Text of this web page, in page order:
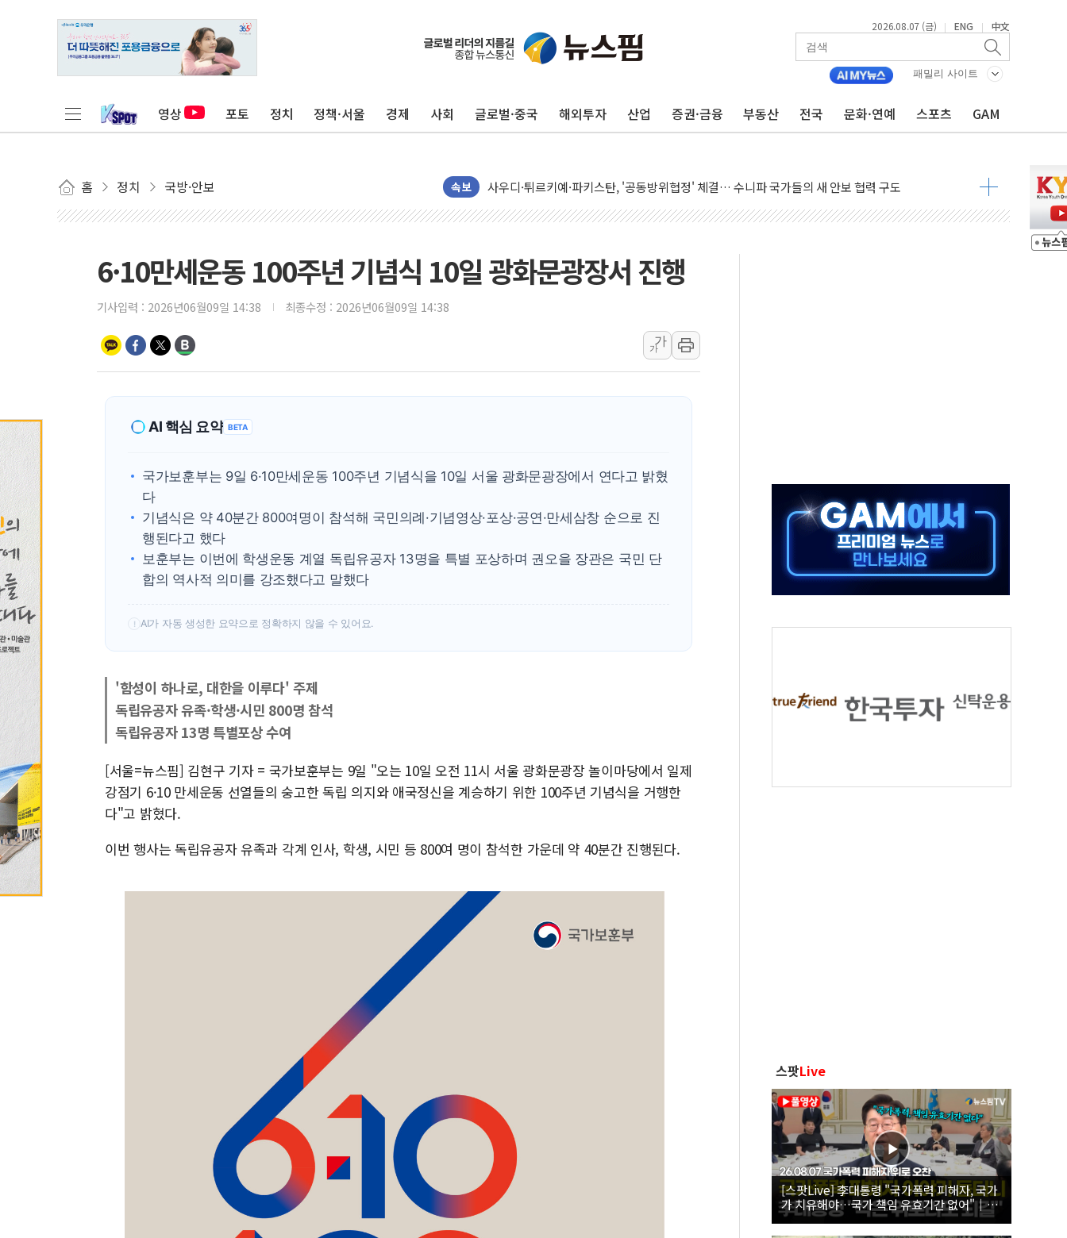
2026.08.07 (금) | ENG | 中文
패밀리 사이트
영상 포토 정치 정책·서울 경제 사회 글로벌·중국 해외투자 산업 증권·금융 부동산 전국 문화·연예 스포츠 GAM
홈 정치 국방·안보 속보
이란와이어 "이란 최고지도자 위독…곧 사망해도 놀랍지 않아"
남동발전, 해남군에 국내 최대 규모 400MW 태양광 착공…여의도 1.6배 규모
황희 '폐버스 청년주택' SNS 글 역풍에 "정부정책 아냐" 해명
폭염 누그러지고 가뭄 숙지나...경북동해안권 8~9일 최대 100mm 호우
신길동 신축도 3.3㎡당 7250만원…써밋 클라비온 59㎡ 18억원대
용산공원·그린벨트로 또 충돌…반복되는 국토부-서울시 '정책 엇박자'
[코인시황] 비트코인 6만4000달러대 횡보…고래·ETF 매수에도 고유가·금리·입법 지연 '삼중 부담'
[베트남 증시] 유동성 부진 지속, 강보합 마감...석유·가스주 올랐지만 빈그룹이 상쇄
후티 반군, 예멘 정부군과 사우디 동시 공격… 위기 고조되는 또 다른 중동 화약고
42.5도 역대급 폭염…동물들도 특별식으로 여름나기 [뉴스핌 줌인]
경찰, 9월부터 '가족 사건' 못 맡는다…상피제 실시
포스코홀딩스, 포스코인터·DX 지분 일부 매각
"文정부 악몽 재현 안돼"...李 부동산 세제안에 與 내부서 '총선·대선 직격탄' 우려
6·10만세운동 100주년 기념식 10일 광화문광장서 진행
기사입력 : 2026년06월09일 14:38 최종수정 : 2026년06월09일 14:38
가
가
AI 핵심 요약 BETA
국가보훈부는 9일 6·10만세운동 100주년 기념식을 10일 서울 광화문광장에서 연다고 밝혔
다
기념식은 약 40분간 800여명이 참석해 국민의례·기념영상·포상·공연·만세삼창 순으로 진
행된다고 했다
보훈부는 이번에 학생운동 계열 독립유공자 13명을 특별 포상하며 권오을 장관은 국민 단
합의 역사적 의미를 강조했다고 말했다
! AI가 자동 생성한 요약으로 정확하지 않을 수 있어요.
'함성이 하나로, 대한을 이루다' 주제
독립유공자 유족·학생·시민 800명 참석
독립유공자 13명 특별포상 수여
[서울=뉴스핌] 김현구 기자 = 국가보훈부는 9일 "오는 10일 오전 11시 서울 광화문광장 놀이마당에서 일제
강점기 6·10 만세운동 선열들의 숭고한 독립 의지와 애국정신을 계승하기 위한 100주년 기념식을 거행한
다"고 밝혔다.
이번 행사는 독립유공자 유족과 각계 인사, 학생, 시민 등 800여 명이 참석한 가운데 약 40분간 진행된다.
스팟Live
[스팟Live] 李대통령 "국가폭력 피해자, 국가
가 치유해야…국가 책임 유효기간 없어"｜
26.08.07 국가폭력 피해자 위로 오찬